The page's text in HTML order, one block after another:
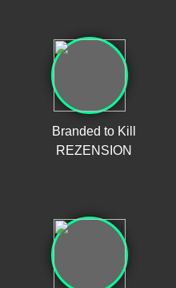
Branded to Kill
REZENSION